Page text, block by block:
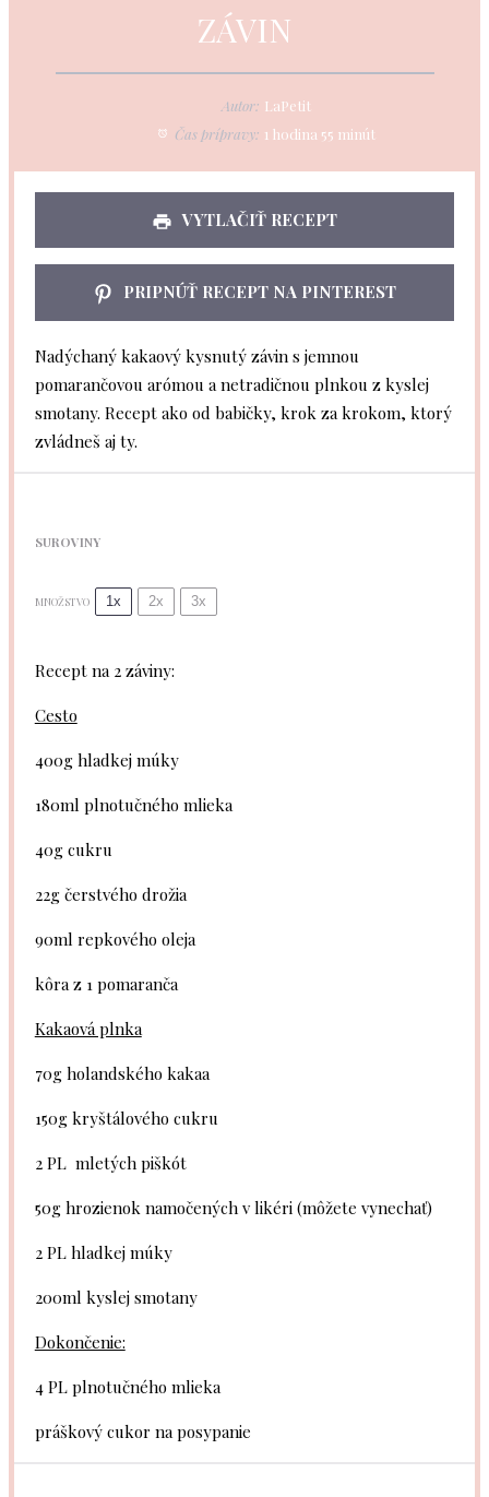
ZÁVIN
Autor: LaPetit
Čas prípravy: 1 hodina 55 minút
VYTLAČIŤ RECEPT
PRIPNÚŤ RECEPT NA PINTEREST
Nadýchaný kakaový kysnutý závin s jemnou
pomarančovou arómou a netradičnou plnkou z kyslej
smotany. Recept ako od babičky, krok za krokom, ktorý
zvládneš aj ty.
SUROVINY
MNOŽSTVO 1x 2x 3x
Recept na 2 záviny:
Cesto
400g hladkej múky
180ml plnotučného mlieka
40g cukru
22g čerstvého drožia
90ml repkového oleja
kôra z 1 pomaranča
Kakaová plnka
70g holandského kakaa
150g kryštálového cukru
2PL mletých piškót
50g hrozienok namočených v likéri (môžete vynechať)
2PL hladkej múky
200ml kyslej smotany
Dokončenie:
4PL plnotučného mlieka
práškový cukor na posypanie